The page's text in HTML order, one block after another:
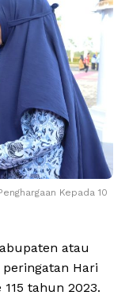
Kepada 10
atau
Hari
115 tahun 2023.